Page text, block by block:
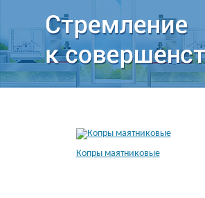
Копры маятниковые